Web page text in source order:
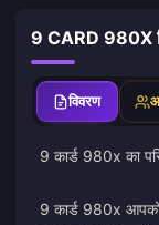
9 CARD 980X
विवरण
9 कार्ड 980x का
9 कार्ड 980x